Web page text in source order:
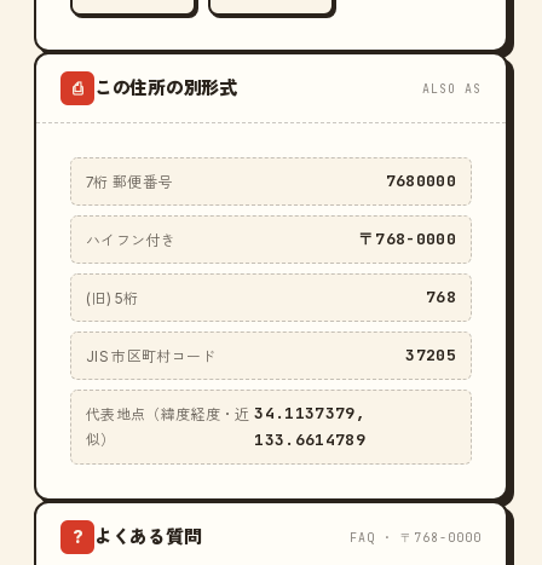
⎙ この住所の別形式 ALSO AS
7桁 郵便番号 7680000
ハイフン付き 〒768-0000
(旧) 5桁 768
JIS 市区町村コード 37205
代表地点（緯度経度・近
似）
34.1137379,
133.6614789
? よくある質問 FAQ · 〒768-0000